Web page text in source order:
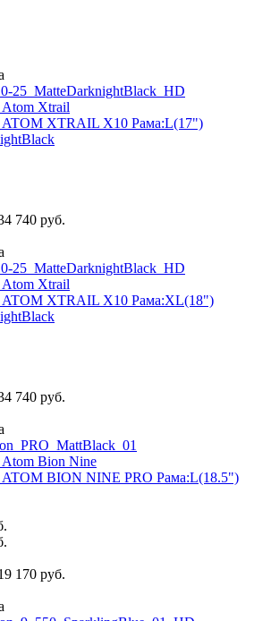
ATOM XTRAIL X10 Рама:L(17")
740 руб.
ATOM XTRAIL X10 Рама:XL(18")
740 руб.
ATOM BION NINE PRO Рама:L(18.5")
170 руб.